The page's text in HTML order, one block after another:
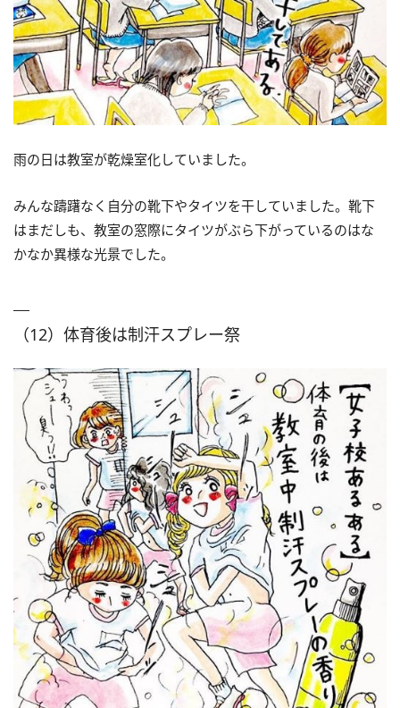
雨の日は教室が乾燥室化していました。
みんな躊躇なく自分の靴下やタイツを干していました。靴下
はまだしも、教室の窓際にタイツがぶら下がっているのはな
かなか異様な光景でした。
（12）体育後は制汗スプレー祭